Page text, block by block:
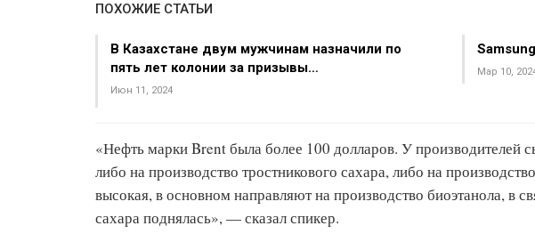
ПОХОЖИЕ СТАТЬИ
В Казахстане двум мужчинам назначили по
пять лет колонии за призывы…
Июн 11, 2024
Мар 10,
«Нефть марки Brent была более 100 долларов. У производителей
либо на производство тростникового сахара, либо на
высокая, в основном направляют на производство биоэтанола, в
сахара поднялась», — сказал спикер.